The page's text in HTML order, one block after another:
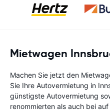
Mietwagen
Machen Sie jetzt den
Sie Ihre Autovermietung in
günstigste Autovermietung
renommierten als auch bei